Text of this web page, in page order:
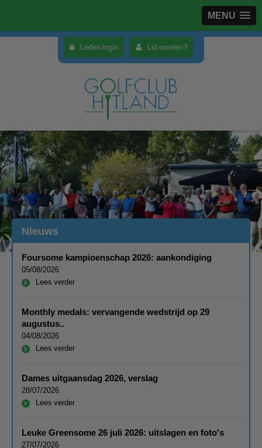
MENU
Leden login Lid worden?
Nieuws
Foursome kampioenschap 2026: aankondiging
05/08/2026
Lees verder
Monthly medals: vervangende wedstrijd op 29
augustus..
04/08/2026
Lees verder
Dames uitgaansdag 2026, verslag
28/07/2026
Lees verder
Leuke Greensome 26 juli 2026: uitslagen en foto's
27/07/2026